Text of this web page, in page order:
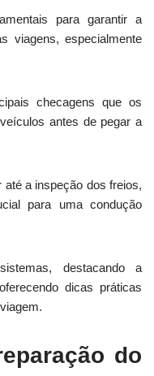
para garantir a
viagens, especialmente
checagens que os
antes de pegar a
a inspeção dos freios,
para uma condução
destacando a
dicas práticas
do